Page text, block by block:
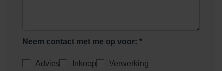
Neem contact met me op voor: *
Advies Inkoop
Verwerking